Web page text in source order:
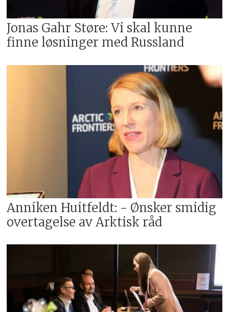
– Bergen: Global orden og
demokratiske verdier i en tid med
maktforskyvning og
stormaktsrivalisering.
Jonas Gahr Støre: Vi skal kunne
finne løsninger med Russland
Anniken Huitfeldt: - Ønsker smidig
overtagelse av Arktisk råd